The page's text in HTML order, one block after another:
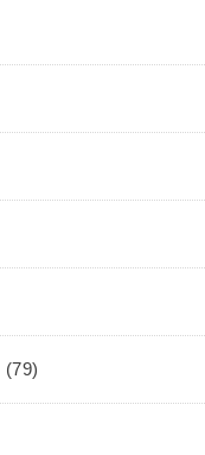
(79)